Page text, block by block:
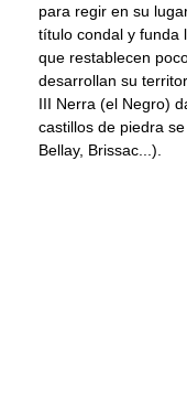
para regir en su
título condal y funda
que restablecen
desarrollan su
III Nerra (el Negro)
castillos de piedra
Bellay, Brissac...).